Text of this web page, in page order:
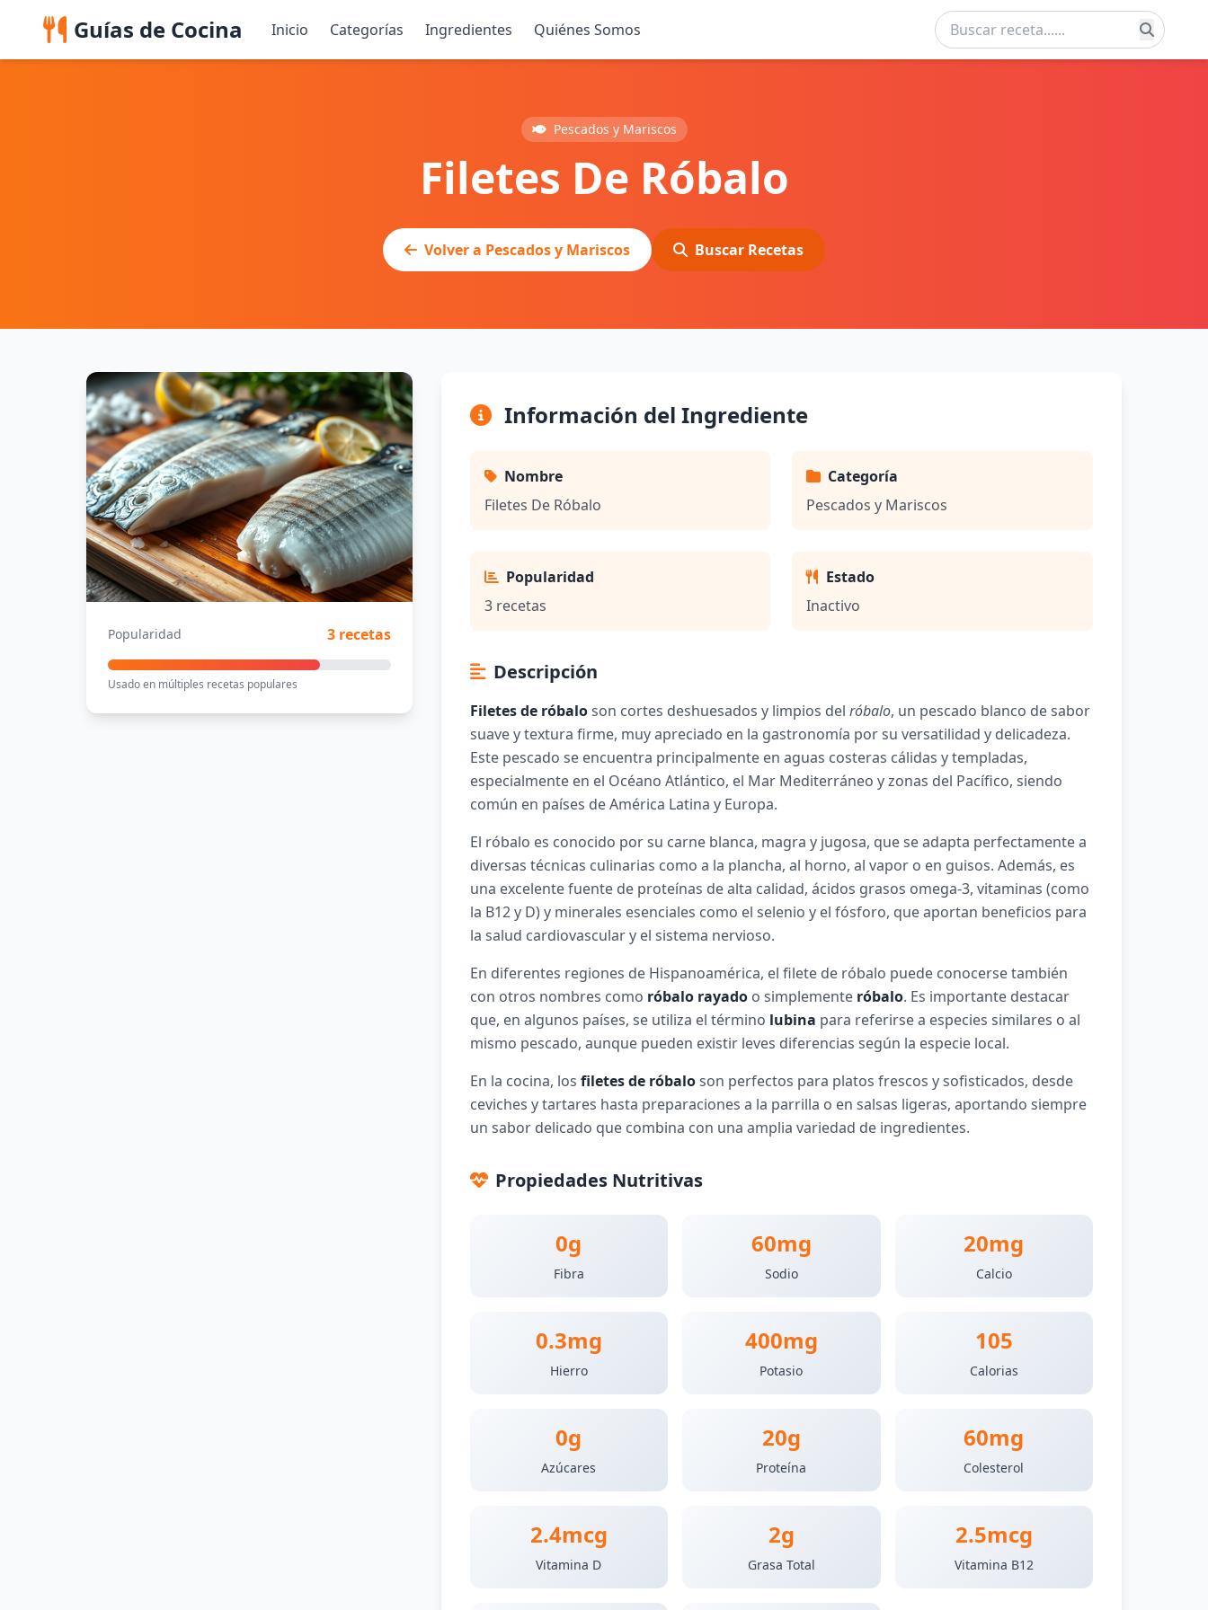
Guías de Cocina Inicio Categorías Ingredientes Quiénes Somos
Pescados y Mariscos
Filetes De Róbalo
Volver a Pescados y Mariscos Buscar Recetas
Popularidad 3 recetas
Usado en múltiples recetas populares
Información del Ingrediente
Nombre
Filetes De Róbalo
Categoría
Pescados y Mariscos
Popularidad
3 recetas
Estado
Inactivo
Descripción
Filetes de róbaloson cortes deshuesados y limpios del róbalo, un pescado blanco de sabor
suave y textura firme, muy apreciado en la gastronomía por su versatilidad y delicadeza.
Este pescado se encuentra principalmente en aguas costeras cálidas y templadas,
especialmente en el Océano Atlántico, el Mar Mediterráneo y zonas del Pacífico, siendo
común en países de América Latina y Europa.
El róbalo es conocido por su carne blanca, magra y jugosa, que se adapta perfectamente a
diversas técnicas culinarias como a la plancha, al horno, al vapor o en guisos. Además, es
una excelente fuente de proteínas de alta calidad, ácidos grasos omega-3, vitaminas (como
la B12 y D) y minerales esenciales como el selenio y el fósforo, que aportan beneficios para
la salud cardiovascular y el sistema nervioso.
En diferentes regiones de Hispanoamérica, el filete de róbalo puede conocerse también
con otros nombres como róbalo rayadoo simplemente róbalo. Es importante destacar
que, en algunos países, se utiliza el término lubina para referirse a especies similares o al
mismo pescado, aunque pueden existir leves diferencias según la especie local.
En la cocina, los filetes de róbaloson perfectos para platos frescos y sofisticados, desde
ceviches y tartares hasta preparaciones a la parrilla o en salsas ligeras, aportando siempre
un sabor delicado que combina con una amplia variedad de ingredientes.
Propiedades Nutritivas
0g
Fibra
60mg
Sodio
20mg
Calcio
0.3mg
Hierro
400mg
Potasio
105
Calorias
0g
Azúcares
20g
Proteína
60mg
Colesterol
2.4mcg
Vitamina D
2g
Grasa Total
2.5mcg
Vitamina B12